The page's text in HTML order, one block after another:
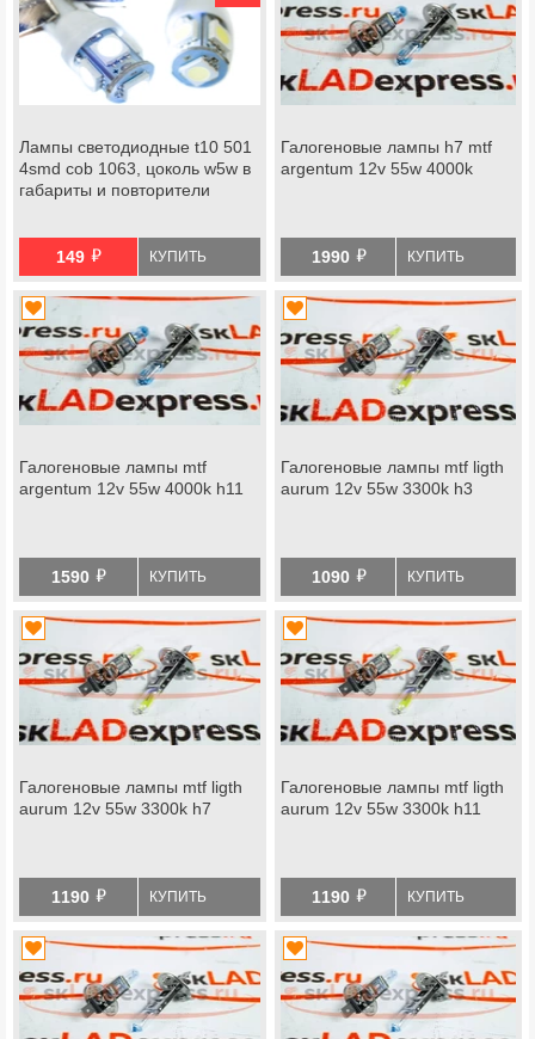
Лампы светодиодные t10 501
4smd cob 1063, цоколь w5w в
габариты и повторители
149 й КУПИТЬ
Галогеновые лампы h7 mtf
argentum 12v 55w 4000k
1990 й КУПИТЬ
Галогеновые лампы mtf
argentum 12v 55w 4000k h11
1590 й КУПИТЬ
Галогеновые лампы mtf ligth
aurum 12v 55w 3300k h3
1090 й КУПИТЬ
Галогеновые лампы mtf ligth
aurum 12v 55w 3300k h7
1190 й КУПИТЬ
Галогеновые лампы mtf ligth
aurum 12v 55w 3300k h11
1190 й КУПИТЬ